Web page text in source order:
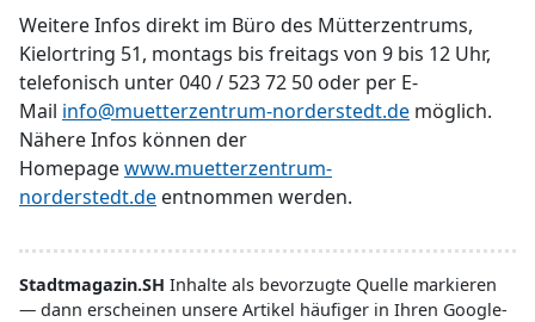
Weitere Infos direkt im Büro des Mütterzentrums,
Kielortring 51, montags bis freitags von 9 bis 12 Uhr,
telefonisch unter 040 / 523 72 50 oder per E-
Mail info@muetterzentrum-norderstedt.de möglich.
Nähere Infos können der
Homepagewww.muetterzentrum-
norderstedt.de entnommen werden.
Stadtmagazin.SH Inhalte als bevorzugte Quelle markieren
— dann erscheinen unsere Artikel häufiger in Ihren Google-